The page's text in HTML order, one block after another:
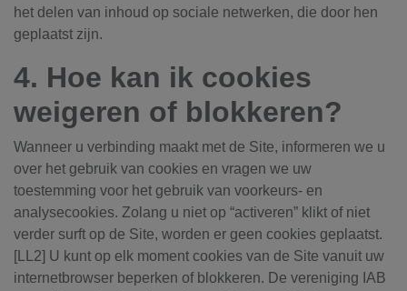
het delen van inhoud op sociale netwerken, die door hen
geplaatst zijn.
4. Hoe kan ik cookies
weigeren of blokkeren?
Wanneer u verbinding maakt met de Site, informeren we u
over het gebruik van cookies en vragen we uw
toestemming voor het gebruik van voorkeurs- en
analysecookies. Zolang u niet op “activeren” klikt of niet
verder surft op de Site, worden er geen cookies geplaatst.
[LL2] U kunt op elk moment cookies van de Site vanuit uw
internetbrowser beperken of blokkeren. De vereniging IAB